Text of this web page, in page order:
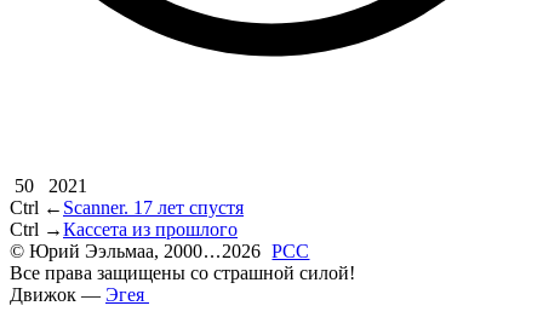
50
2021
Ctrl ← Scanner. 17 лет спустя
Ctrl →Кассета из прошлого
© Юрий Ээльмаа, 2000...2026 РСС
Все права защищены со страшной силой!
Движок — Эгея